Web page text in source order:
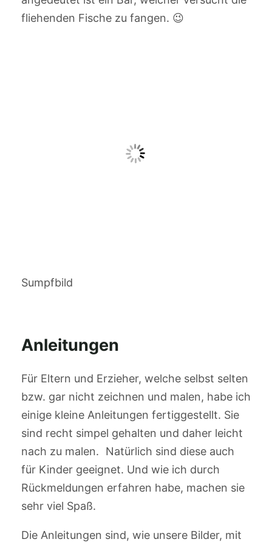
fliehenden Fische zu fangen. 😉
Sumpfbild
Anleitungen
Für Eltern und Erzieher, welche selbst selten
bzw. gar nicht zeichnen und malen, habe ich
einige kleine Anleitungen fertiggestellt. Sie
sind recht simpel gehalten und daher leicht
nach zu malen.
Natürlich sind diese auch
für Kinder geeignet. Und wie ich durch
Rückmeldungen erfahren habe, machen sie
sehr viel Spaß.
Die Anleitungen sind, wie unsere Bilder, mit